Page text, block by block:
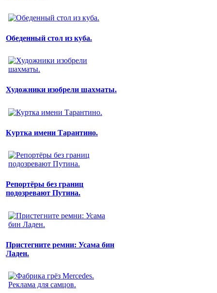
Обеденный стол из куба.
Художники изобрели шахматы.
Куртка имени Тарантино.
Репортёры без границ
подозревают Путина.
Пристегните ремни: Усама бин
Ладен.